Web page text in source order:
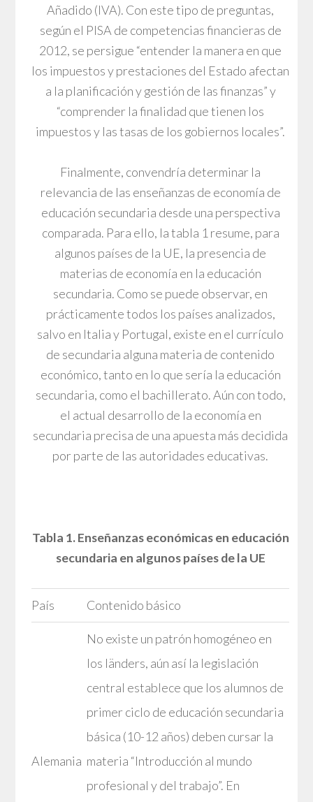
Añadido (IVA). Con este tipo de preguntas,
según el PISA de competencias financieras de
2012, se persigue “entender la manera en que
los impuestos y prestaciones del Estado afectan
a la planificación y gestión de las finanzas” y
“comprender la finalidad que tienen los
impuestos y las tasas de los gobiernos locales”.
Finalmente, convendría determinar la
relevancia de las enseñanzas de economía de
educación secundaria desde una perspectiva
comparada. Para ello, la tabla 1 resume, para
algunos países de la UE, la presencia de
materias de economía en la educación
secundaria. Como se puede observar, en
prácticamente todos los países analizados,
salvo en Italia y Portugal, existe en el currículo
de secundaria alguna materia de contenido
económico, tanto en lo que sería la educación
secundaria, como el bachillerato. Aún con todo,
el actual desarrollo de la economía en
secundaria precisa de una apuesta más decidida
por parte de las autoridades educativas.
Tabla 1. Enseñanzas económicas en educación
secundaria en algunos países de la UE
País Contenido básico
Alemania
No existe un patrón homogéneo en
los länders, aún así la legislación
central establece que los alumnos de
primer ciclo de educación secundaria
básica (10-12 años) deben cursar la
materia “Introducción al mundo
profesional y del trabajo”. En